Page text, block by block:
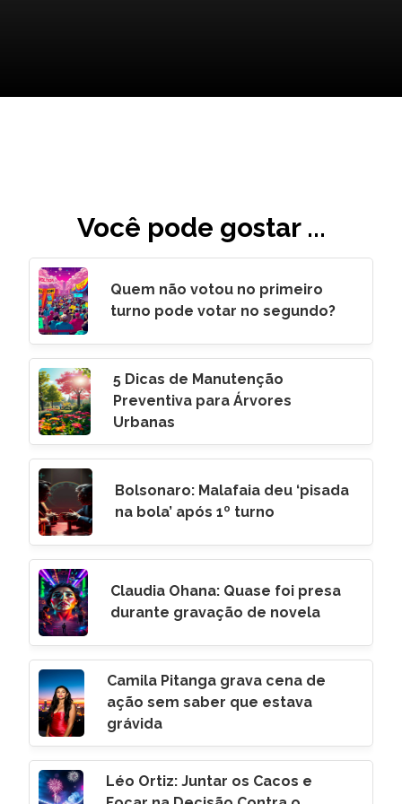
Você pode gostar ...
Quem não votou no primeiro
turno pode votar no segundo?
5 Dicas de Manutenção
Preventiva para Árvores
Urbanas
Bolsonaro: Malafaia deu ‘pisada
na bola’ após 1º turno
Claudia Ohana: Quase foi presa
durante gravação de novela
Camila Pitanga grava cena de
ação sem saber que estava
grávida
Léo Ortiz: Juntar os Cacos e